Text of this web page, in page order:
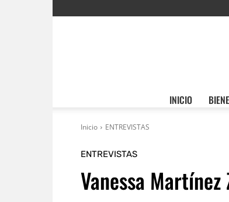
INICIO
Inicio ENTREVISTAS
ENTREVISTAS
Vanessa Martínez